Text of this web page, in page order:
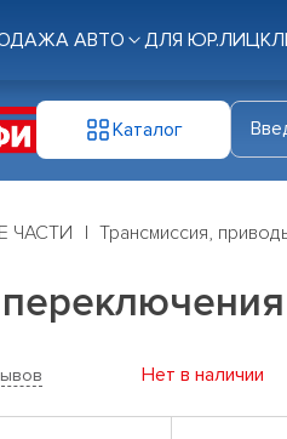
АВТО ДЛЯ ЮР.ЛИЦ
Каталог
ЧАСТИ Трансмиссия,
Нет в наличии